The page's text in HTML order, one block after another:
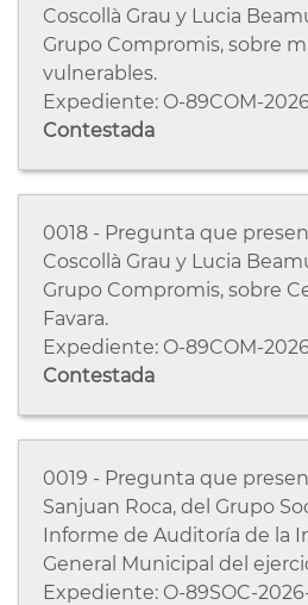
Coscollà Grau y Lucia
Grupo Compromis, sobre
vulnerables.
Expediente: O-89COM-
Contestada
0018 - Pregunta que
Coscollà Grau y Lucia
Grupo Compromis, sobre
Favara.
Expediente: O-89COM-
Contestada
0019 - Pregunta que
Sanjuan Roca, del Grupo
Informe de Auditoría de la
General Municipal del
Expediente: O-89SOC-